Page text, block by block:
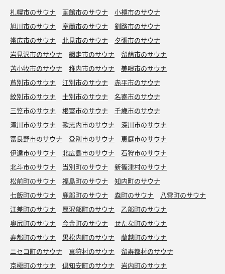
札幌市のサウナ 函館市のサウナ
小樽市のサウナ
旭川市のサウナ
室蘭市のサウナ
釧路市のサウナ
帯広市のサウナ
北見市のサウナ
夕張市のサウナ
岩見沢市のサウナ
網走市のサウナ
留萌市のサウナ
苫小牧市のサウナ
稚内市のサウナ
美唄市のサウナ
芦別市のサウナ
江別市のサウナ
赤平市のサウナ
紋別市のサウナ
士別市のサウナ
名寄市のサウナ
三笠市のサウナ
根室市のサウナ
千歳市のサウナ
滝川市のサウナ
歌志内市のサウナ
深川市のサウナ
富良野市のサウナ
登別市のサウナ
恵庭市のサウナ
伊達市のサウナ
北広島市のサウナ
石狩市のサウナ
北斗市のサウナ
当別町のサウナ
新篠津村のサウナ
松前町のサウナ
福島町のサウナ
知内町のサウナ
七飯町のサウナ
鹿部町のサウナ 森町のサウナ
八雲町のサウナ
江差町のサウナ
厚沢部町のサウナ
乙部町のサウナ
奥尻町のサウナ
今金町のサウナ
せたな町のサウナ
寿都町のサウナ
黒松内町のサウナ
蘭越町のサウナ
ニセコ町のサウナ
真狩村のサウナ
留寿都村のサウナ
京極町のサウナ
倶知安町のサウナ
岩内町のサウナ